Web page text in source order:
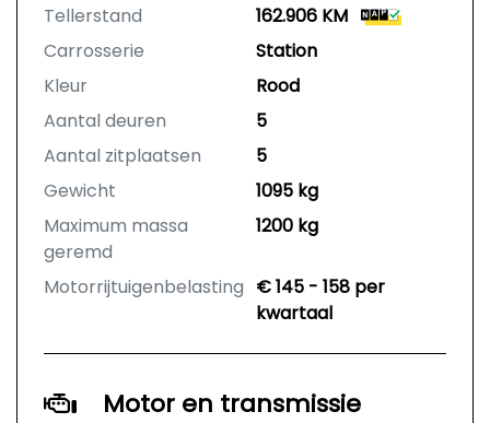
Tellerstand
162.906 KM
Carrosserie
Station
Kleur
Rood
Aantal deuren
5
Aantal zitplaatsen
5
Gewicht
1095 kg
Maximum massa
geremd
1200 kg
Motorrijtuigenbelasting € 145 - 158 per
kwartaal
Motor en transmissie